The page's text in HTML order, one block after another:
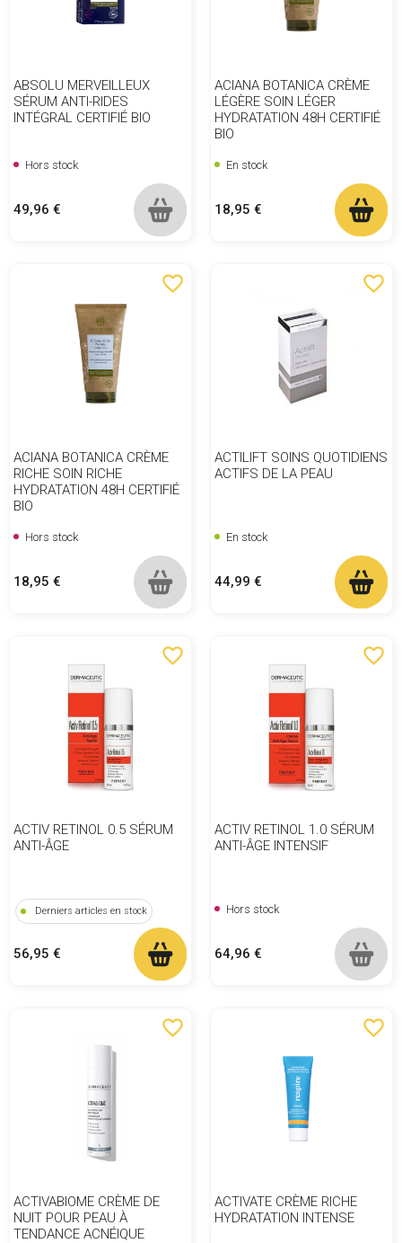
ABSOLU MERVEILLEUX
SÉRUM ANTI-RIDES
INTÉGRAL CERTIFIÉ BIO
Hors stock
Prix
49,96 €
ACIANA BOTANICA CRÈME
LÉGÈRE SOIN LÉGER
HYDRATATION 48H CERTIFIÉ
BIO
En stock
Prix
18,95 €
favorite_border
ACIANA BOTANICA CRÈME
RICHE SOIN RICHE
HYDRATATION 48H CERTIFIÉ
BIO
Hors stock
Prix
18,95 €
favorite_border
ACTILIFT SOINS QUOTIDIENS
ACTIFS DE LA PEAU
En stock
Prix
44,99 €
favorite_border
ACTIV RETINOL 0.5 SÉRUM
ANTI-ÂGE
Derniers articles en stock
Prix
56,95 €
favorite_border
ACTIV RETINOL 1.0 SÉRUM
ANTI-ÂGE INTENSIF
Hors stock
Prix
64,96 €
favorite_border
ACTIVABIOME CRÈME DE
NUIT POUR PEAU À
TENDANCE ACNÉIQUE
favorite_border
ACTIVATE CRÈME RICHE
HYDRATATION INTENSE